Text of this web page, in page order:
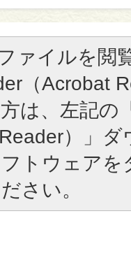
ァイルを閲
（Acrobat
は、左記の
）」
トウェア
さい。